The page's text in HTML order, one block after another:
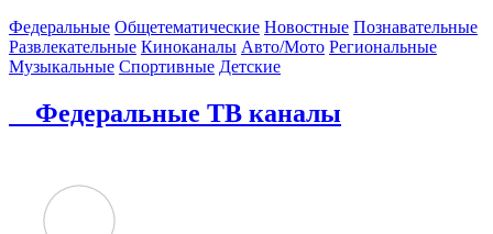
Федеральные Общетематические Новостные Познавательные
Развлекательные Киноканалы Авто/Мото Региональные
Музыкальные Спортивные Детские
Федеральные ТВ каналы